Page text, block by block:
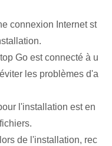
connexion Internet st
Go est connecté à u
les problèmes d'a
l'installation est en
de l'installation, rec